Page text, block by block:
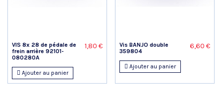
VIS 8x 28 de pédale de
frein arrière 92101-
080280A
1,80 €
Ajouter au panier
Vis BANJO double
359804
6,60 €
Ajouter au panier